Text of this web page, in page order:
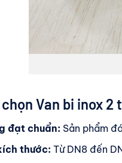
Van bi inox
đạt chuẩn: Sản phẩm
thước: Từ DN8 đến